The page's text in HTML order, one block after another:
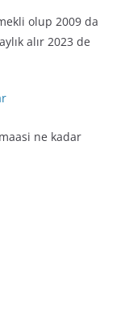
olup 2009 da
alır 2023 de
ne kadar